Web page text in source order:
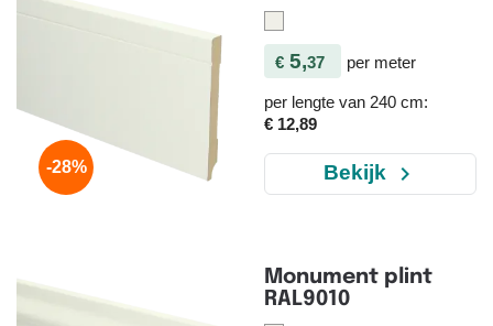
€ 5,37 per meter
per lengte van 240 cm:
€ 12,89
Bekijk navigate_next
-28%
Monument plint
RAL9010